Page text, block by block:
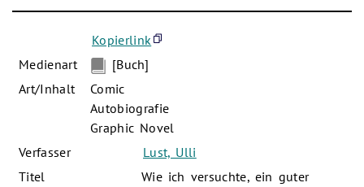
Kopierlink
Medienart
[Buch]
Art/Inhalt
Comic
Autobiografie
Graphic Novel
Verfasser
Lust, Ulli
Titel
Wie ich versuchte, ein guter